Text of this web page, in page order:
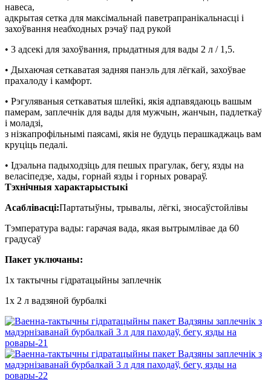
навеса,
адкрытая сетка для максімальнай паветрапранікальнасці і
захоўвання неабходных рэчаў пад рукой
• 3 адсекі для захоўвання, прыдатныя для вады 2 л / 1,5.
• Дыхаючая сеткаватая задняя панэль для лёгкай, захоўвае
прахалоду і камфорт.
• Рэгуляваныя сеткаватыя шлейкі, якія адпавядаюць вашым
памерам, заплечнік для вады для мужчын, жанчын, падлеткаў
і моладзі,
з нізкапрофільнымі паясамі, якія не будуць перашкаджаць вам
круціць педалі.
• Ідэальна падыходзіць для пешых прагулак, бегу, язды на
веласіпедзе, хады, горнай язды і горных ровараў.
Тэхнічныя характарыстыкі
Асаблівасці:Партатыўны, трывалы, лёгкі, зносаўстойлівы
Тэмпература вады: гарачая вада, якая вытрымлівае да 60
градусаў
Пакет уключаны:
1x тактычны гідратацыйны заплечнік
1x 2 л вадзяной бурбалкі